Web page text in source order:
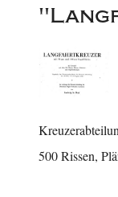
500 Rissen,